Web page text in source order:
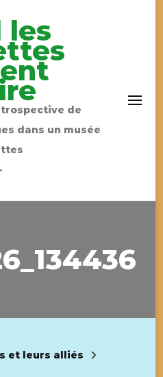
les
de
dans un musée
et leurs alliés